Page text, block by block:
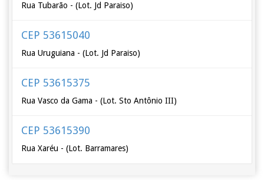
Rua Tubarão - (Lot. Jd Paraiso)
CEP 53615040
Rua Uruguiana - (Lot. Jd Paraiso)
CEP 53615375
Rua Vasco da Gama - (Lot. Sto Antônio III)
CEP 53615390
Rua Xaréu - (Lot. Barramares)